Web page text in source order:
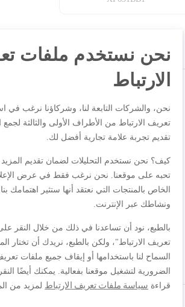
المراجعة
نحن نستخدم ملفات
الارتباط
نحن، والشركات التابعة لنا، وشركاؤنا نرغب في
تعريف الارتباط من الأطراف الأولى والثالثة لجمع
تقديم تجربة علامة تجارية أفضل لك.
كيف؟ نحن نستخدم التحليلات لضمان تقديم
تحبه على موقعنا. نحن نرغب فقط في عرض
الخاص بالمنتجات التي نعتقد أنها ستثير اهتمامك
ونشاطك عبر الإنترنت.
بالطبع، نود أن تساعدنا في ذلك من خلال النقر
تعريف الارتباط"، ولكن بالطبع، نريدك أن تختار
السماح لنا باستخدامها أو إيقاف جميع ملفات
الضرورية لتشغيل موقعنا بفعالية. يمكنك أيضًا
قراءة سياسة ملفات تعريف الارتباط لمزيد من